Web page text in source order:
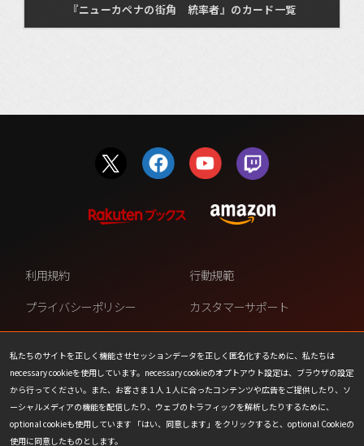
『ニューカペナの街角 統率者』のカード一覧
私たちのサイトを正しく機能させセッションデータを正しく匿名化するために、私たちは
necessary cookieを使用しています。necessary cookieのオプトアウト設定は、ブラウザの設定
から行ってください。また、お客さま１人１人に合ったコンテンツや広告をご提供したり、ソ
ーシャルメディアの機能を配信したり、ウェブのトラフィックを解析したりするために、
optional cookieも使用しています 「はい、同意します」をクリックすると、optional Cookieの
使用に同意したものとします。
利用規約
行動規範
プライバシーポリシー
カスタマーサポート
ファンコンテンツ・ポリシー
個人情報の販売や共有を許可し
ない
COOKIE
プレスリリース
会社情報
お問い合わせ